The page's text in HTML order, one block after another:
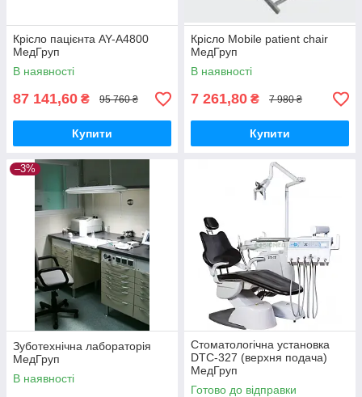
Крісло пацієнта AY-A4800
МедГруп
В наявності
87 141,60 ₴ 95 760 ₴
Купити
Крісло Mobile patient chair
МедГруп
В наявності
7 261,80 ₴ 7 980 ₴
Купити
–3%
Зуботехнічна лабораторія
МедГруп
В наявності
Стоматологічна установка
DTC-327 (верхня подача)
МедГруп
Готово до відправки